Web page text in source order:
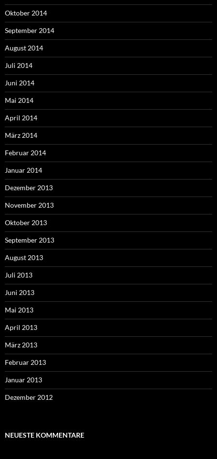
Oktober 2014
September 2014
August 2014
Juli 2014
Juni 2014
Mai 2014
April 2014
März 2014
Februar 2014
Januar 2014
Dezember 2013
November 2013
Oktober 2013
September 2013
August 2013
Juli 2013
Juni 2013
Mai 2013
April 2013
März 2013
Februar 2013
Januar 2013
Dezember 2012
NEUESTE KOMMENTARE